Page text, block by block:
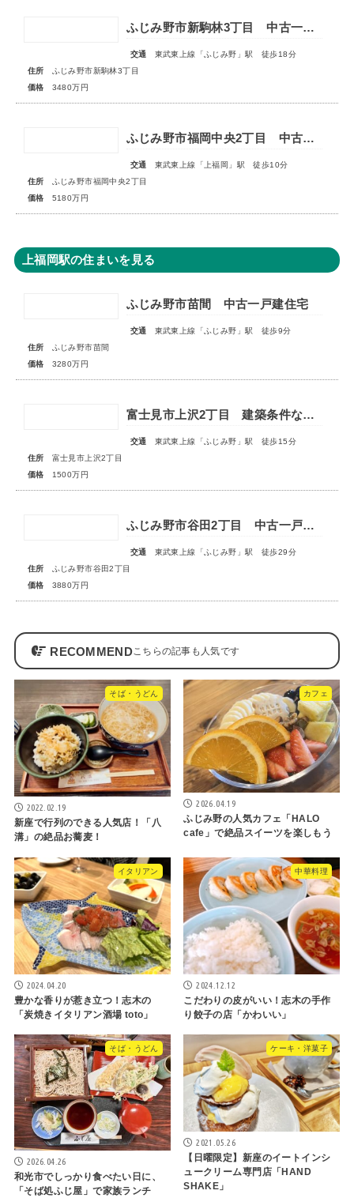
ふじみ野市新駒林3丁目 中古一戸建住宅
交通
東武東上線「ふじみ野」駅 徒歩18分
住所
ふじみ野市新駒林3丁目
価格
3480万円
ふじみ野市福岡中央2丁目 中古一戸建住宅
交通
東武東上線「上福岡」駅 徒歩10分
住所
ふじみ野市福岡中央2丁目
価格
5180万円
上福岡駅の住まいを見る
ふじみ野市苗間 中古一戸建住宅
交通
東武東上線「ふじみ野」駅 徒歩9分
住所
ふじみ野市苗間
価格
3280万円
富士見市上沢2丁目 建築条件なし売地
交通
東武東上線「ふじみ野」駅 徒歩15分
住所
富士見市上沢2丁目
価格
1500万円
ふじみ野市谷田2丁目 中古一戸建住宅
交通
東武東上線「ふじみ野」駅 徒歩29分
住所
ふじみ野市谷田2丁目
価格
3880万円
RECOMMEND
そば・うどん
2022.02.19
新座で行列のできる人気店！「八
溝」の絶品お蕎麦！
カフェ
2026.04.19
ふじみ野の人気カフェ「HALO
cafe」で絶品スイーツを楽しもう
イタリアン
2024.04.20
豊かな香りが惹き立つ！志木の
「炭焼きイタリアン酒場 toto」
中華料理
2024.12.12
こだわりの皮がいい！志木の手作
り餃子の店「かわいい」
そば・うどん
2026.04.26
和光市でしっかり食べたい日に、
「そば処ふじ屋」で家族ランチ
ケーキ・洋菓子
2021.05.26
【日曜限定】新座のイートインシ
ュークリーム専門店「HAND
SHAKE」